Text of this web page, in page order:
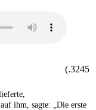
3245.)
ihm, sagte: „Die erste